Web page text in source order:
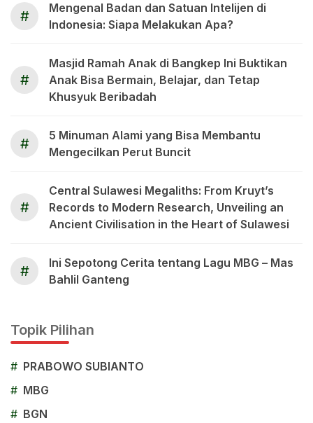
#
Mengenal Badan dan Satuan Intelijen di
Indonesia: Siapa Melakukan Apa?
#
Masjid Ramah Anak di Bangkep Ini Buktikan
Anak Bisa Bermain, Belajar, dan Tetap
Khusyuk Beribadah
#
5 Minuman Alami yang Bisa Membantu
Mengecilkan Perut Buncit
#
Central Sulawesi Megaliths: From Kruyt’s
Records to Modern Research, Unveiling an
Ancient Civilisation in the Heart of Sulawesi
#
Ini Sepotong Cerita tentang Lagu MBG – Mas
Bahlil Ganteng
Topik Pilihan
# PRABOWO SUBIANTO
# MBG
# BGN